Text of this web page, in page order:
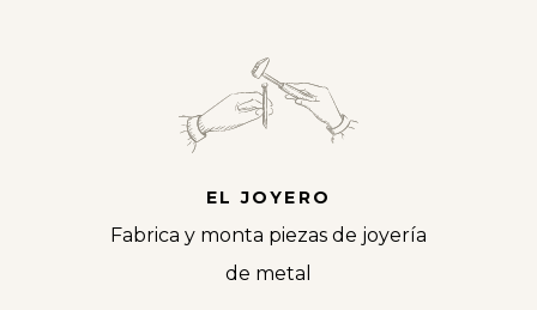
EL JOYERO
Fabrica y monta piezas de joyería
de metal